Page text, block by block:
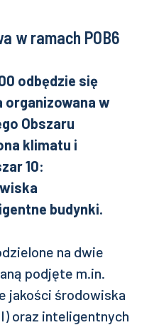
w ramach POB6
odbędzie się
organizowana w
Obszaru
klimatu i
10:
budynki.
na dwie
podjęte m.in.
jakości środowiska
oraz inteligentnych